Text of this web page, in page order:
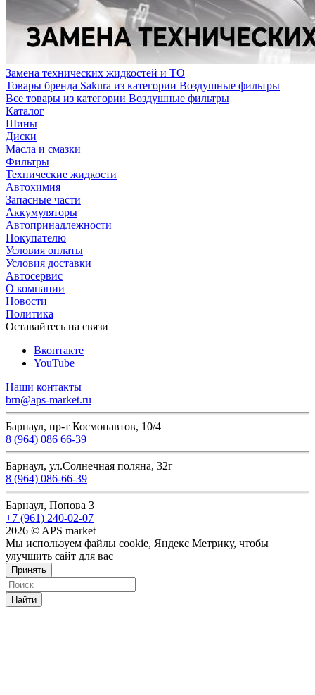
Замена технических жидкостей и ТО
Товары бренда Sakura из категории Воздушные фильтры
Все товары из категории Воздушные фильтры
Каталог
Шины
Диски
Масла и смазки
Фильтры
Технические жидкости
Автохимия
Запасные части
Аккумуляторы
Автопринадлежности
Покупателю
Условия оплаты
Условия доставки
Автосервис
О компании
Новости
Политика
Оставайтесь на связи
Вконтакте
YouTube
Наши контакты
brn@aps-market.ru
Барнаул, пр-т Космонавтов, 10/4
8 (964) 086 66-39
Барнаул, ул.Солнечная поляна, 32г
8 (964) 086-66-39
Барнаул, Попова 3
+7 (961) 240-02-07
2026 © APS market
Мы используем файлы cookie, Яндекс Метрику, чтобы
улучшить сайт для вас
Принять
Найти